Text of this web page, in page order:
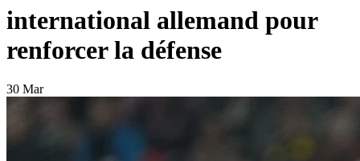
international allemand pour
renforcer la défense
30 Mar